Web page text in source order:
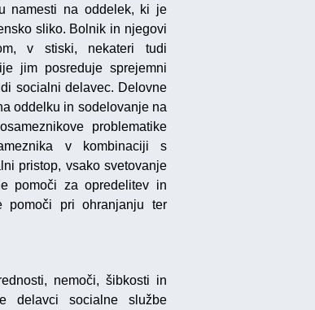
namesti na oddelek, ki je
sliko. Bolnik in njegovi
v stiski, nekateri tudi
jim posreduje sprejemni
socialni delavec. Delovne
oddelku in sodelovanje na
problematike
v kombinaciji s
pristop, vsako svetovanje
pomoči za opredelitev in
pomoči pri ohranjanju ter
nemoči, šibkosti in
delavci socialne službe